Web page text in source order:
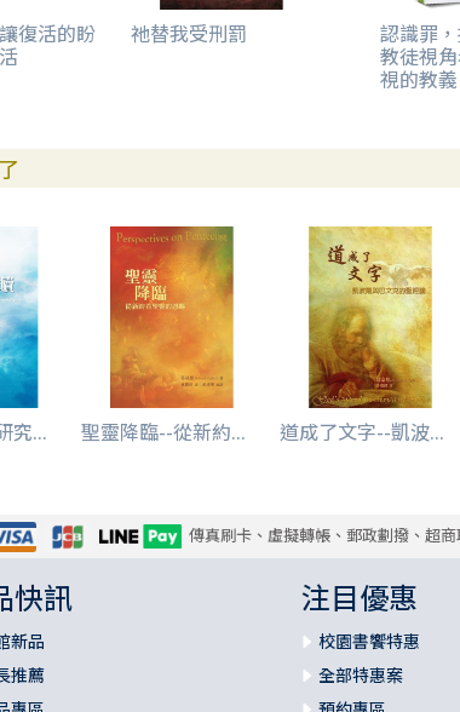
復活的盼 祂替我受刑罰 認識罪
教徒視
視的教義
究... 聖靈降臨--從新約... 道成了文字--凱波...
傳真刷卡、虛擬轉帳、郵政劃撥、超
快訊
新品
推薦
注目優惠
校園書饗特惠
全部特惠案